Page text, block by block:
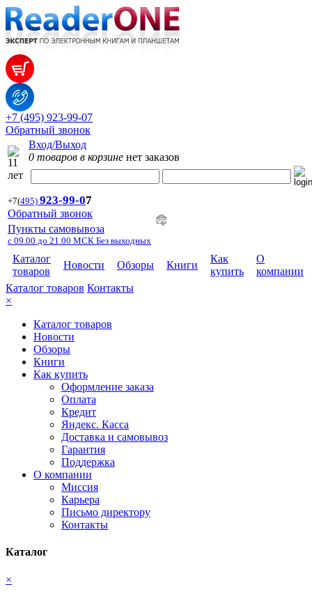
+7 (495) 923-99-07
Обратный звонок
Вход/Выход
0 товаров в корзине нет заказов
+7(495) 923-99-07
Обратный звонок
Пункты самовывоза
с 09.00 до 21.00 МСК Без выходных
Каталог
товаров
Новости Обзоры Книги
Как
купить
О
компании
Каталог товаров Контакты
×
Каталог товаров
Новости
Обзоры
Книги
Как купить
Оформление заказа
Оплата
Кредит
Яндекс. Касса
Доставка и самовывоз
Гарантия
Поддержка
О компании
Миссия
Карьера
Письмо директору
Контакты
Каталог
×